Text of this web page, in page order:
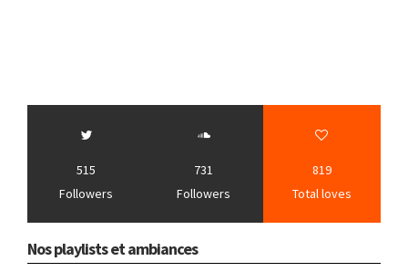
515
Followers
731
Followers
819
Total loves
Nos playlists et ambiances